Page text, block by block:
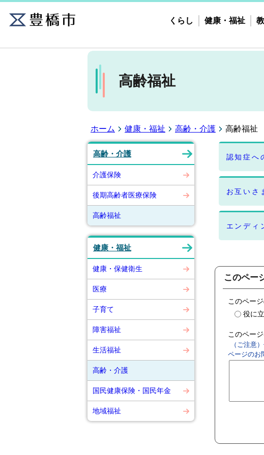
くらし 健康・福祉
高齢福祉
ホーム 健康・福祉 高齢・介護 高齢福祉
高齢・介護
介護保険
後期高齢者医療保険
高齢福祉
健康・福祉
健康・保健衛生
医療
子育て
障害福祉
生活福祉
高齢・介護
国民健康保険・国民年金
地域福祉
認知症へ
お互いさ
エンディ
このペー
このペー
役に
このペー
（ご注意
ページのお